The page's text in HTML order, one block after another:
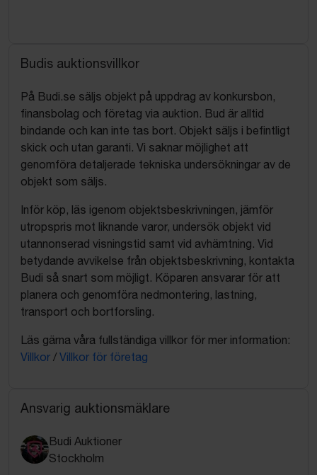
Budis auktionsvillkor
På Budi.se säljs objekt på uppdrag av konkursbon,
finansbolag och företag via auktion. Bud är alltid
bindande och kan inte tas bort. Objekt säljs i befintligt
skick och utan garanti. Vi saknar möjlighet att
genomföra detaljerade tekniska undersökningar av de
objekt som säljs.
Inför köp, läs igenom objektsbeskrivningen, jämför
utropspris mot liknande varor, undersök objekt vid
utannonserad visningstid samt vid avhämtning. Vid
betydande avvikelse från objektsbeskrivning, kontakta
Budi så snart som möjligt. Köparen ansvarar för att
planera och genomföra nedmontering, lastning,
transport och bortforsling.
Läs gärna våra fullständiga villkor för mer information:
Villkor / Villkor för företag
Ansvarig auktionsmäklare
Budi Auktioner
Stockholm